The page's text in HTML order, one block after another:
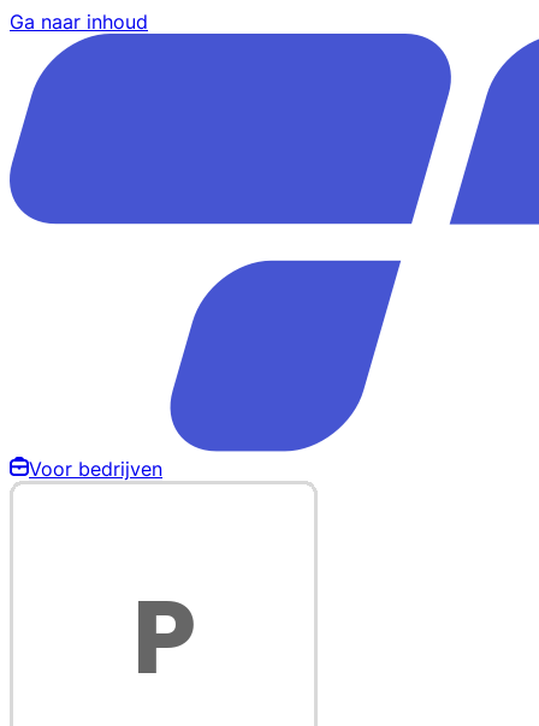
Ga naar inhoud
Voor bedrijven